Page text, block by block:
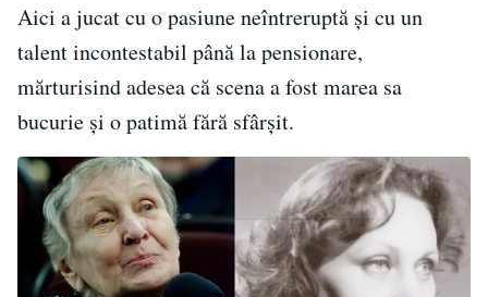
Aici a jucat cu o pasiune neîntreruptă și cu un
talent incontestabil până la pensionare,
mărturisind adesea că scena a fost marea sa
bucurie și o patimă fără sfârșit.